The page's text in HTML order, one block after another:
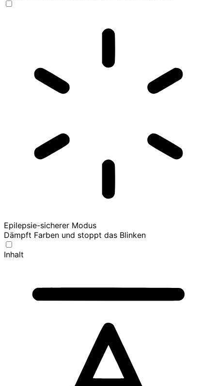
Epilepsie-sicherer Modus
Dämpft Farben und stoppt das Blinken
Inhalt